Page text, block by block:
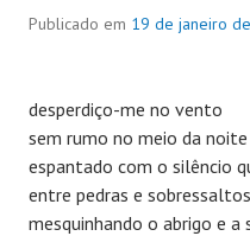
Publicado em 19 de janeiro
desperdiço-me no vento
sem rumo no meio da noite
espantado com o silêncio
entre pedras e sobressaltos
mesquinhando o abrigo e a